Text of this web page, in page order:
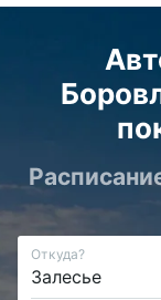
Откуда?